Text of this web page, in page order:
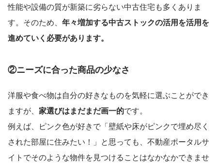
性能や設備の質が新築に劣らない中古住宅も多くありま
す。そのため、 年々増加する中古ストックの活用を活用を
進めていく必要があります。
②ニーズに合った商品の少なさ
洋服や食べ物は自分の好きなものを気軽に選ぶことができ
ますが、 家選びはまだまだ画一的です。
例えば、ピンク色が好きで「壁紙や床がピンクで埋め尽く
された部屋に住みたい！」と思っても、不動産ポータルサ
イトでそのような物件を見つけることはなかなかできませ